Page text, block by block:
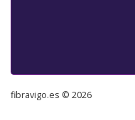
fibravigo.es © 2026